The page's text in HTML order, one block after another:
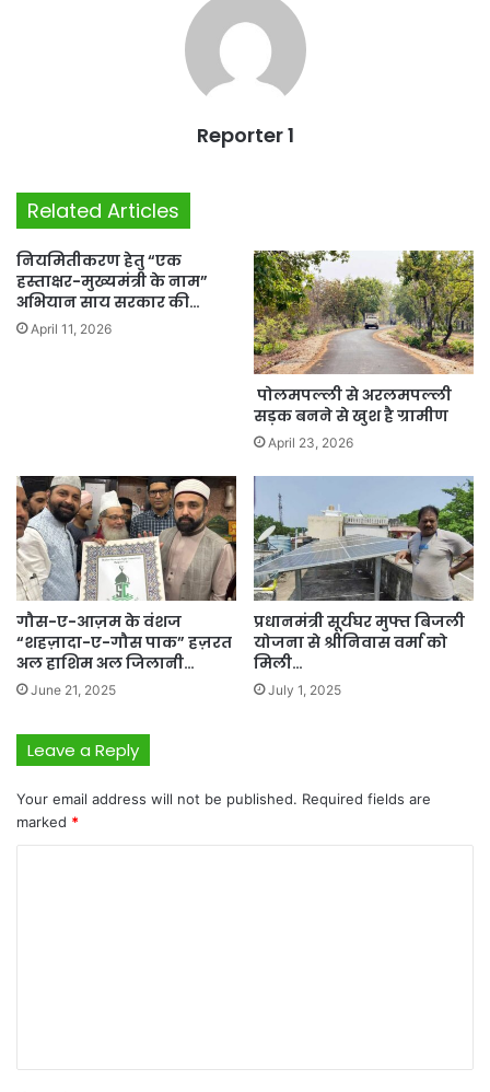
Reporter 1
Related Articles
नियमितीकरण हेतु “एक
हस्ताक्षर-मुख्यमंत्री के नाम”
अभियान साय सरकार की…
April 11, 2026
पोलमपल्ली से अरलमपल्ली
सड़क बनने से खुश है ग्रामीण
April 23, 2026
गौस-ए-आज़म के वंशज
“शहज़ादा-ए-गौस पाक” हज़रत
अल हाशिम अल जिलानी…
June 21, 2025
प्रधानमंत्री सूर्यघर मुफ्त बिजली
योजना से श्रीनिवास वर्मा को
मिली…
July 1, 2025
Leave a Reply
Your email address will not be published. Required fields are
marked *